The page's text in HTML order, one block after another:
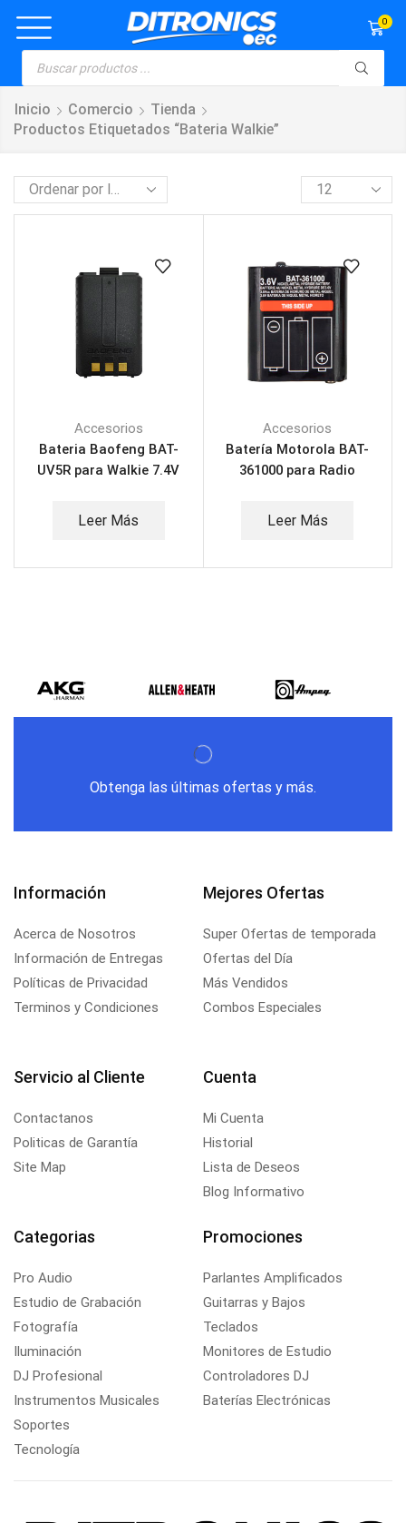
0
Inicio Comercio
Tienda
Productos Etiquetados “bateria Walkie”
Accesorios
Bateria Baofeng BAT-
UV5R para Walkie 7.4V
Leer Más
Accesorios
Batería Motorola BAT-
361000 para Radio
Leer Más
Obtenga las últimas ofertas y más.
Información
Acerca de Nosotros
Información de Entregas
Políticas de Privacidad
Terminos y Condiciones
Mejores Ofertas
Super Ofertas de temporada
Ofertas del Día
Más Vendidos
Combos Especiales
Servicio al Cliente
Contactanos
Politicas de Garantía
Site Map
Cuenta
Mi Cuenta
Historial
Lista de Deseos
Blog Informativo
Categorias
Pro Audio
Estudio de Grabación
Fotografía
Iluminación
DJ Profesional
Instrumentos Musicales
Soportes
Tecnología
Promociones
Parlantes Amplificados
Guitarras y Bajos
Teclados
Monitores de Estudio
Controladores DJ
Baterías Electrónicas